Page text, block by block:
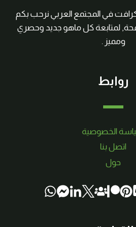
في المجتمع العربي نرحب بكم
لمتابعة كل ماهو جديد وحصري
ومميز .
روابط
الخصوصية
اتصل بنا
حول